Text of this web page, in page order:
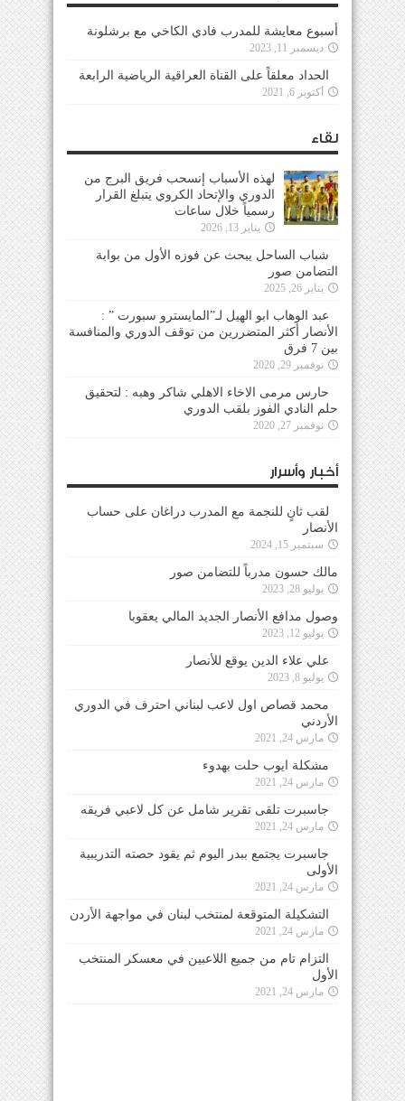
أسبوع معايشة للمدرب فادي الكاخي مع برشلونة
ديسمبر 11, 2023
الحداد معلقاً على القناة العراقية الرياضية الرابعة
أكتوبر 6, 2021
لقاء
لهذه الأسباب إنسحب فريق البرج من
الدوري والإتحاد الكروي يتبلغ القرار
رسمياً خلال ساعات
يناير 13, 2026
شباب الساحل يبحث عن فوزه الأول من بوابة
التضامن صور
يناير 26, 2025
عبد الوهاب ابو الهيل لـ”المايسترو سبورت ” :
الأنصار أكثر المتضررين من توقف الدوري والمنافسة
بين 7 فرق
نوفمبر 29, 2020
حارس مرمى الاخاء الاهلي شاكر وهبه : لتحقيق
حلم النادي الفوز بلقب الدوري
نوفمبر 27, 2020
أخبار وأسرار
لقب ثانٍ للنجمة مع المدرب دراغان على حساب
الأنصار
سبتمبر 15, 2024
مالك حسون مدرباً للتضامن صور
يوليو 28, 2023
وصول مدافع الأنصار الجديد المالي يعقوبا
يوليو 12, 2023
علي علاء الدين يوقع للأنصار
يوليو 8, 2023
محمد قصاص اول لاعب لبناني احترف في الدوري
الأردني
مارس 24, 2021
مشكلة ايوب حلت بهدوء
مارس 24, 2021
جاسبرت تلقى تقرير شامل عن كل لاعبي فريقه
مارس 24, 2021
جاسبرت يجتمع ببدر اليوم ثم يقود حصته التدريبية
الأولى
مارس 24, 2021
التشكيلة المتوقعة لمنتخب لبنان في مواجهة الأردن
مارس 24, 2021
التزام تام من جميع اللاعبين في معسكر المنتخب
الأول
مارس 24, 2021